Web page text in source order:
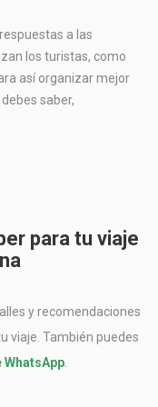
a las
los turistas, como
así organizar mejor
saber,
para tu viaje
y recomendaciones
viaje. También puedes
WhatsApp.